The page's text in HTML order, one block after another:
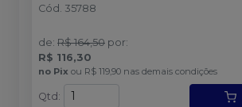
Cód. 35788
de: R$ 164,50 por:
R$ 116,30
no Pix ou R$ 119,90 nas demais condições
Qtd :